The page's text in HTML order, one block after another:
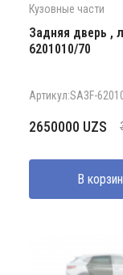
Кузовные части
Задняя дверь ,
6201010/70
Артикул:SA3F-
составляла
3700000 UZS.
2650000 UZS
Текущая
2650000 UZS.
В